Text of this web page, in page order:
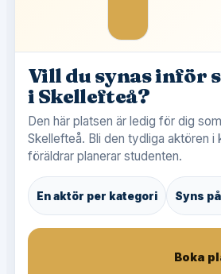
Vill du synas inför
i Skellefteå?
Den här platsen är ledig för dig
Skellefteå. Bli den tydliga aktören i
föräldrar planerar studenten.
En aktör per kategori Syns
Boka